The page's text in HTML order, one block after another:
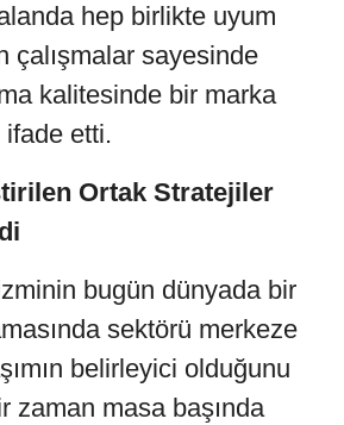
hep birlikte uyum
çalışmalar sayesinde
kalitesinde bir marka
ifade etti.
Ortak Stratejiler
bugün dünyada bir
sektörü merkeze
belirleyici olduğunu
zaman masa başında